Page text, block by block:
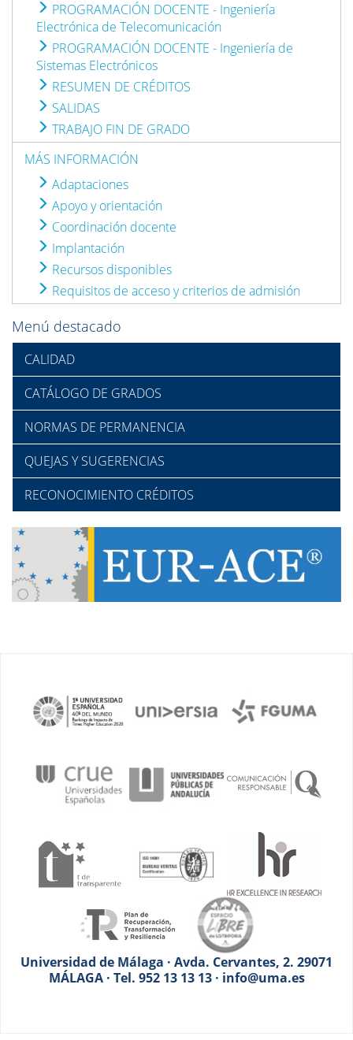
PROGRAMACIÓN DOCENTE - Ingeniería
Electrónica de Telecomunicación
PROGRAMACIÓN DOCENTE - Ingeniería de
Sistemas Electrónicos
RESUMEN DE CRÉDITOS
SALIDAS
TRABAJO FIN DE GRADO
MÁS INFORMACIÓN
Adaptaciones
Apoyo y orientación
Coordinación docente
Implantación
Recursos disponibles
Requisitos de acceso y criterios de admisión
Menú destacado
CALIDAD
CATÁLOGO DE GRADOS
NORMAS DE PERMANENCIA
QUEJAS Y SUGERENCIAS
RECONOCIMIENTO CRÉDITOS
Universidad de Málaga · Avda. Cervantes, 2. 29071
MÁLAGA · Tel. 952 13 13 13 · info@uma.es